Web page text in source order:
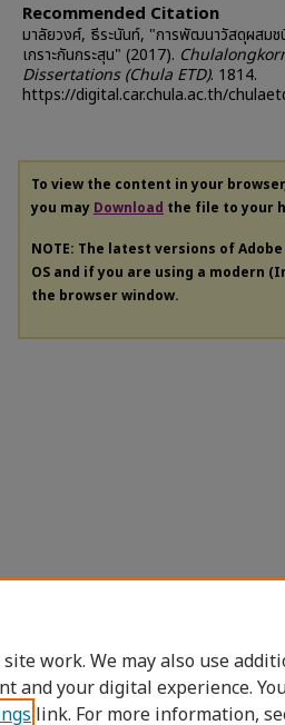
Recommended Citation
มาลัยวงศ์, ธีระนันท์, "การพัฒนาวัสดุผสมช
เกราะกันกระสุน" (2017).
Dissertations (Chula ETD). 1814.
https://digital.car.chula.ac.th/
To view the content in your
you may Download the file to your
NOTE: The latest versions of
OS and if you are using a modern
the browser window.
work. We may also use
and your digital experience.
link. For more information,